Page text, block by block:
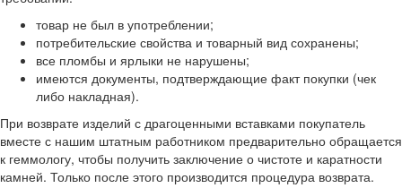
товар не был в употреблении;
потребительские свойства и товарный вид сохранены;
все пломбы и ярлыки не нарушены;
имеются документы, подтверждающие факт покупки (чек
либо накладная).
При возврате изделий с драгоценными вставками покупатель
вместе с нашим штатным работником предварительно обращается
к геммологу, чтобы получить заключение о чистоте и каратности
камней. Только после этого производится процедура возврата.